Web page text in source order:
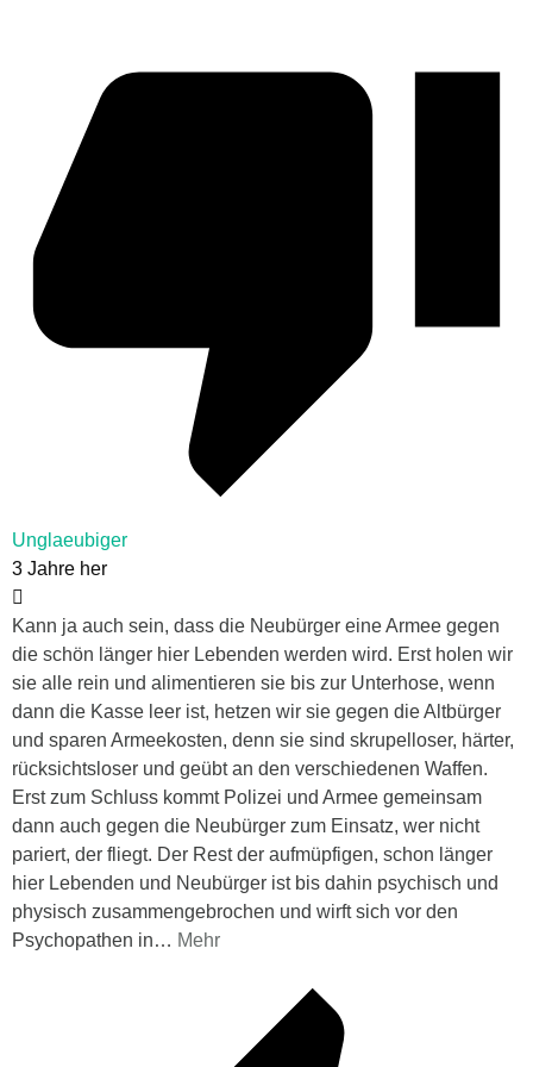
Unglaeubiger
3 Jahre her
Kann ja auch sein, dass die Neubürger eine Armee gegen
die schön länger hier Lebenden werden wird. Erst holen wir
sie alle rein und alimentieren sie bis zur Unterhose, wenn
dann die Kasse leer ist, hetzen wir sie gegen die Altbürger
und sparen Armeekosten, denn sie sind skrupelloser, härter,
rücksichtsloser und geübt an den verschiedenen Waffen.
Erst zum Schluss kommt Polizei und Armee gemeinsam
dann auch gegen die Neubürger zum Einsatz, wer nicht
pariert, der fliegt. Der Rest der aufmüpfigen, schon länger
hier Lebenden und Neubürger ist bis dahin psychisch und
physisch zusammengebrochen und wirft sich vor den
Psychopathen in… Mehr